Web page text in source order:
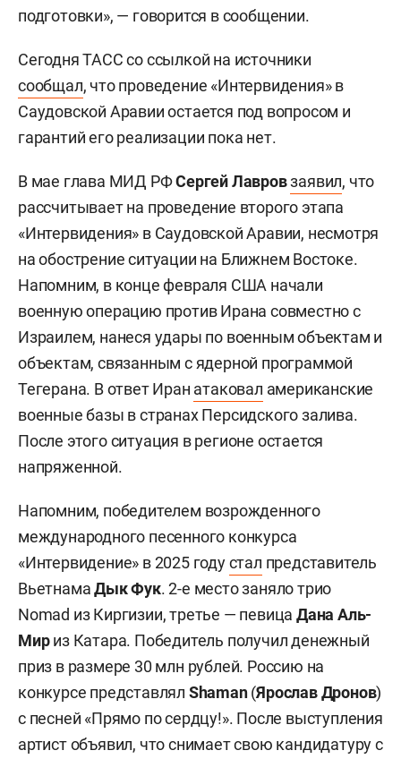
подготовки», — говорится в сообщении.
Сегодня ТАСС со ссылкой на источники
сообщал, что проведение «Интервидения» в
Саудовской Аравии остается под вопросом и
гарантий его реализации пока нет.
В мае глава МИД РФСергей Лавровзаявил, что
рассчитывает на проведение второго этапа
«Интервидения» в Саудовской Аравии, несмотря
на обострение ситуации на Ближнем Востоке.
Напомним, в конце февраля США начали
военную операцию против Ирана совместно с
Израилем, нанеся удары по военным объектам и
объектам, связанным с ядерной программой
Тегерана. В ответ Иран атаковал американские
военные базы в странах Персидского залива.
После этого ситуация в регионе остается
напряженной.
Напомним, победителем возрожденного
международного песенного конкурса
«Интервидение» в 2025 годустал представитель
ВьетнамаДык Фук. 2-е место заняло трио
Nomad из Киргизии, третье — певица Дана Аль-
Мириз Катара. Победитель получил денежный
приз в размере 30 млн рублей. Россию на
конкурсе представлял Shaman(Ярослав Дронов)
с песней «Прямо по сердцу!». После выступления
артист объявил, что снимает свою кандидатуру с